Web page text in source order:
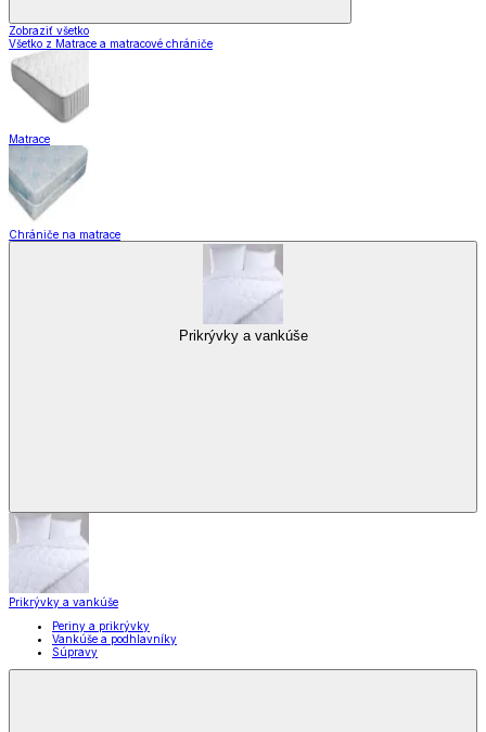
Zobraziť všetko
Všetko z Matrace a matracové chrániče
Matrace
Chrániče na matrace
Prikrývky a vankúše
Prikrývky a vankúše
Periny a prikrývky
Vankúše a podhlavníky
Súpravy